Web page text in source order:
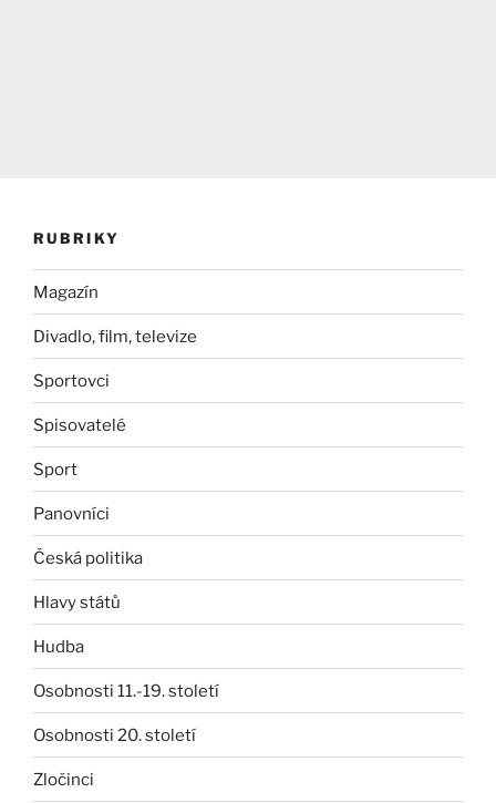
RUBRIKY
Magazín
Divadlo, film, televize
Sportovci
Spisovatelé
Sport
Panovníci
Česká politika
Hlavy států
Hudba
Osobnosti 11.-19. století
Osobnosti 20. století
Zločinci